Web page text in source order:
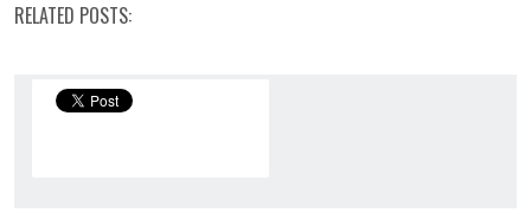
RELATED POSTS: